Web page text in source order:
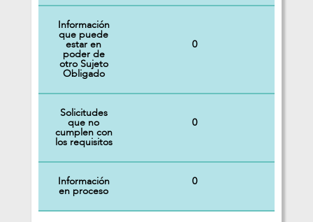
Información
que puede
estar en
poder de
otro Sujeto
Obligado
0
Solicitudes
que no
cumplen con
los requisitos
0
Información
en proceso
0